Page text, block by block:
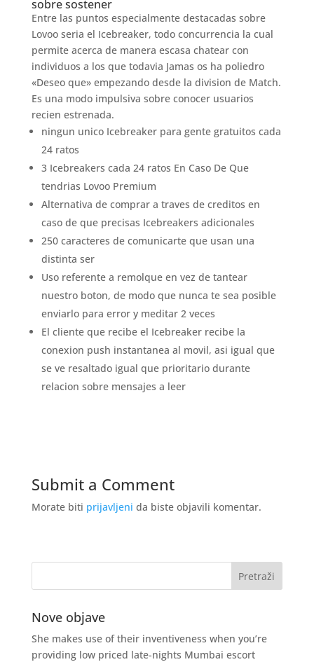
sobre sostener
Entre las puntos especialmente destacadas sobre
Lovoo seria el Icebreaker, todo concurrencia la cual
permite acerca de manera escasa chatear con
individuos a los que todavia Jamas os ha poliedro
«Deseo que» empezando desde la division de Match.
Es una modo impulsiva sobre conocer usuarios
recien estrenada.
ningun unico Icebreaker para gente gratuitos cada
24 ratos
3 Icebreakers cada 24 ratos En Caso De Que
tendrias Lovoo Premium
Alternativa de comprar a traves de creditos en
caso de que precisas Icebreakers adicionales
250 caracteres de comunicarte que usan una
distinta ser
Uso referente a remolque en vez de tantear
nuestro boton, de modo que nunca te sea posible
enviarlo para error y meditar 2 veces
El cliente que recibe el Icebreaker recibe la
conexion push instantanea al movil, asi igual que
se ve resaltado igual que prioritario durante
relacion sobre mensajes a leer
Submit a Comment
Morate biti prijavljeni da biste objavili komentar.
Nove objave
She makes use of their inventiveness when you’re
providing low priced late-nights Mumbai escort